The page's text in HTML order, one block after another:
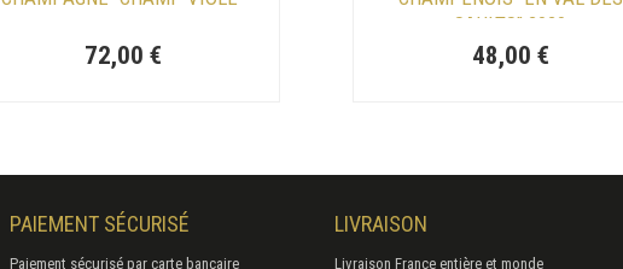
72,00 €
SAULTS" 2020
48,00 €
PAIEMENT SÉCURISÉ
Paiement sécurisé par carte bancaire
LIVRAISON
Livraison France entière et monde